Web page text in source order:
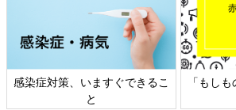
と、とにかく泣いても叫んでも、心を鬼に
間くらい経った頃、もう本人も観念したと
ないくらい切羽詰まって、ついにその時が
以来、もうオムツでしたいとは言わなくな
った便意も、食事の後に毎回出るというく
た。（今まで我慢していたのかなと思いま
感染症対策、いますぐできるこ
と
「もし